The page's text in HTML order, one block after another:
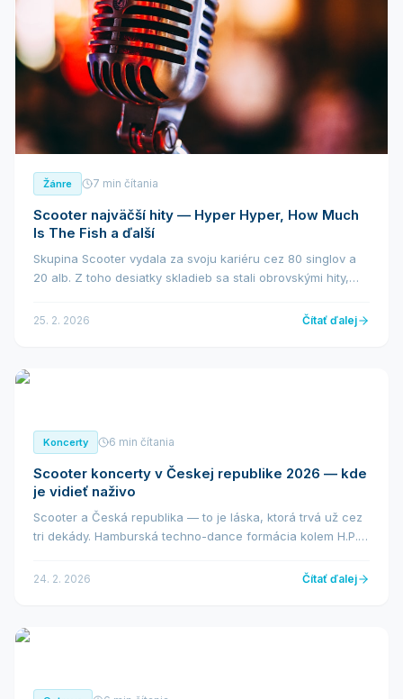
Žánre 7 min čítania
Scooter najväčší hity — Hyper Hyper, How Much
Is The Fish a ďalší
Skupina Scooter vydala za svoju kariéru cez 80 singlov a
20 alb. Z toho desiatky skladieb sa stali obrovskými hity,
Poďme si prejsť ty najväčší — c...
25. 2. 2026 Čítať ďalej
Koncerty 6 min čítania
Scooter koncerty v Českej republike 2026 — kde
je vidieť naživo
Scooter a Česká republika — to je láska, ktorá trvá už cez
tri dekády. Hamburská techno-dance formácia kolem H.P.
najčastejšie a vždy vyprodají...
24. 2. 2026 Čítať ďalej